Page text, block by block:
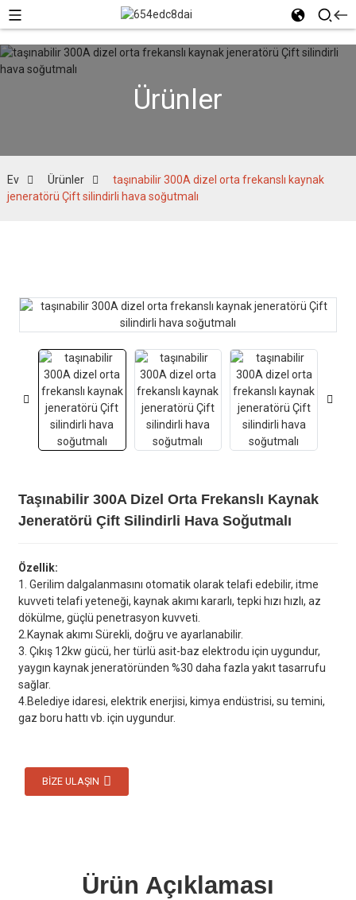
Ürünler
Ev Ürünler
taşınabilir 300A dizel orta frekanslı kaynak
jeneratörü Çift silindirli hava soğutmalı
Taşınabilir 300A Dizel Orta Frekanslı Kaynak
Jeneratörü Çift Silindirli Hava Soğutmalı
Özellik:
1. Gerilim dalgalanmasını otomatik olarak telafi edebilir, itme
kuvveti telafi yeteneği, kaynak akımı kararlı, tepki hızı hızlı, az
dökülme, güçlü penetrasyon kuvveti.
2.Kaynak akımı Sürekli, doğru ve ayarlanabilir.
3. Çıkış 12kw gücü, her türlü asit-baz elektrodu için uygundur,
yaygın kaynak jeneratöründen %30 daha fazla yakıt tasarrufu
sağlar.
4.Belediye idaresi, elektrik enerjisi, kimya endüstrisi, su temini,
gaz boru hattı vb. için uygundur.
BIZE ULAŞIN
Ürün Açıklaması